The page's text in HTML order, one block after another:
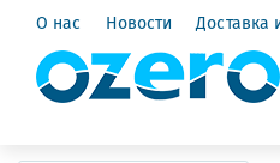
О нас Новости Доставка